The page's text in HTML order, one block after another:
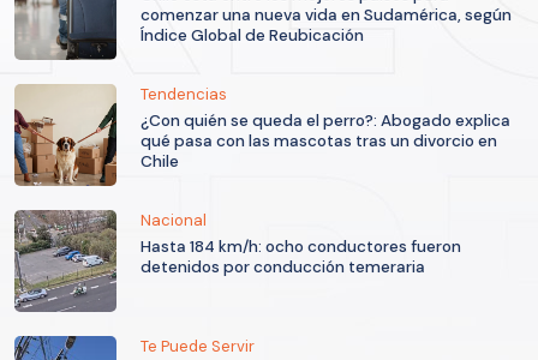
comenzar una nueva vida en Sudamérica, según
Índice Global de Reubicación
Tendencias
¿Con quién se queda el perro?: Abogado explica
qué pasa con las mascotas tras un divorcio en
Chile
Nacional
Hasta 184 km/h: ocho conductores fueron
detenidos por conducción temeraria
Te Puede Servir